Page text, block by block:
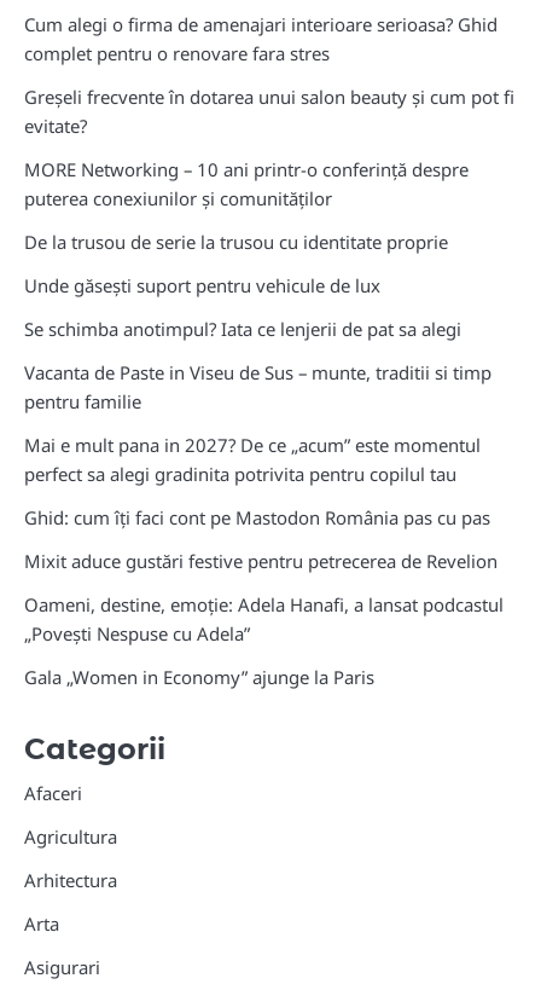
Cum alegi o firma de amenajari interioare serioasa? Ghid
complet pentru o renovare fara stres
Greșeli frecvente în dotarea unui salon beauty și cum pot fi
evitate?
MORE Networking – 10 ani printr-o conferință despre
puterea conexiunilor și comunităților
De la trusou de serie la trusou cu identitate proprie
Unde găsești suport pentru vehicule de lux
Se schimba anotimpul? Iata ce lenjerii de pat sa alegi
Vacanta de Paste in Viseu de Sus – munte, traditii si timp
pentru familie
Mai e mult pana in 2027? De ce „acum” este momentul
perfect sa alegi gradinita potrivita pentru copilul tau
Ghid: cum îți faci cont pe Mastodon România pas cu pas
Mixit aduce gustări festive pentru petrecerea de Revelion
Oameni, destine, emoție: Adela Hanafi, a lansat podcastul
„Povești Nespuse cu Adela”
Gala „Women in Economy” ajunge la Paris
Categorii
Afaceri
Agricultura
Arhitectura
Arta
Asigurari